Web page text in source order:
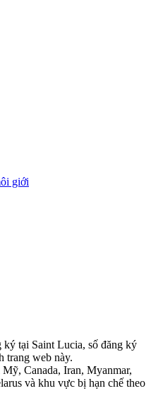
giới
ký tại Saint Lucia, số đăng ký
trang web này.
Canada, Iran, Myanmar,
và khu vực bị hạn chế theo